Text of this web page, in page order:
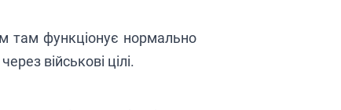
там функціонує нормально
військові цілі.